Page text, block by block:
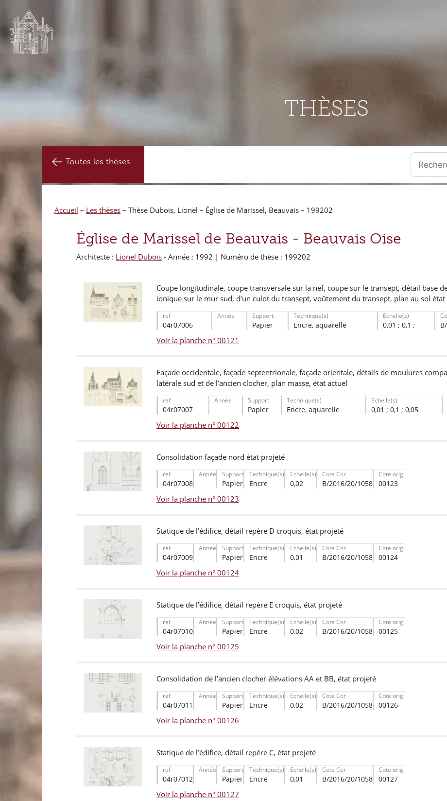
THÈSES
Toutes les thèses
Quand les
Accueil – Les thèses – Thèse Dubois, Lionel – Église de Marissel, Beauvais – 199202
Église de Marissel de Beauvais - Beauvais Oise
Architecte : Lionel Dubois - Année : 1992 | Numéro de thèse : 199202
Coupe longitudinale, coupe transversale sur la nef, coupe sur le transept, détail base
ionique sur le mur sud, d’un culot du transept, voûtement du transept, plan au sol état
ref Année Support Technique(s) Echelle(s)
04r07006 Papier Encre, aquarelle 0,01 ; 0,1 ;
Voir la planche n° 00121
Façade occidentale, façade septentrionale, façade orientale, détails de moulures
latérale sud et de l’ancien clocher, plan masse, état actuel
ref Année Support Technique(s) Echelle(s)
04r07007 Papier Encre, aquarelle 0,01 ; 0,1 ; 0,05
Voir la planche n° 00122
Consolidation façade nord état projeté
ref Année Support Technique(s) Echelle(s) Cote Cor Cote orig.
04r07008 Papier Encre 0,02 B/2016/20/1058 00123
Voir la planche n° 00123
Statique de l’édifice, détail repère D croquis, état projeté
ref Année Support Technique(s) Echelle(s) Cote Cor Cote orig.
04r07009 Papier Encre 0,01 B/2016/20/1058 00124
Voir la planche n° 00124
Statique de l’édifice, détail repère E croquis, état projeté
ref Année Support Technique(s) Echelle(s) Cote Cor Cote orig.
04r07010 Papier Encre 0,02 B/2016/20/1058 00125
Voir la planche n° 00125
Consolidation de l’ancien clocher élévations AA et BB, état projeté
ref Année Support Technique(s) Echelle(s) Cote Cor Cote orig.
04r07011 Papier Encre 0,02 B/2016/20/1058 00126
Voir la planche n° 00126
Statique de l’édifice, détail repère C, état projeté
ref Année Support Technique(s) Echelle(s) Cote Cor Cote orig.
04r07012 Papier Encre 0,01 B/2016/20/1058 00127
Voir la planche n° 00127